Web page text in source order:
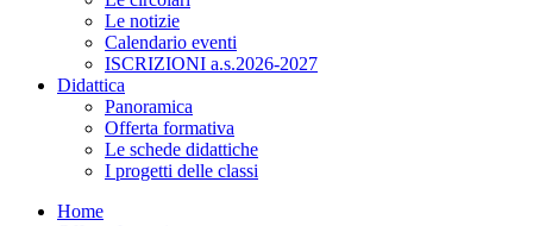
Le notizie
Calendario eventi
ISCRIZIONI a.s.2026-2027
Didattica
Panoramica
Offerta formativa
Le schede didattiche
I progetti delle classi
Home